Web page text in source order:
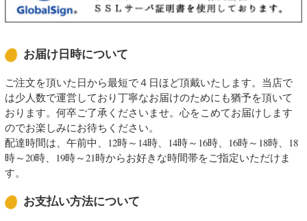
お届け日時について
ご注文を頂いた日から最短で４日ほど頂戴いたします。当店で
は少人数で運営しており丁寧なお届けのためにも猶予を頂いて
おります。何卒ご了承くださいませ。心をこめてお届けします
のでお楽しみにお待ちください。
配達時間は、午前中、12時～14時、14時～16時、16時～18時、18
時～20時、19時～21時からお好きな時間帯をご指定いただけま
す。
お支払い方法について